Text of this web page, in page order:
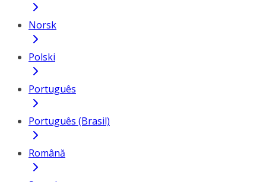
Norsk
Polski
Português
Português (Brasil)
Română